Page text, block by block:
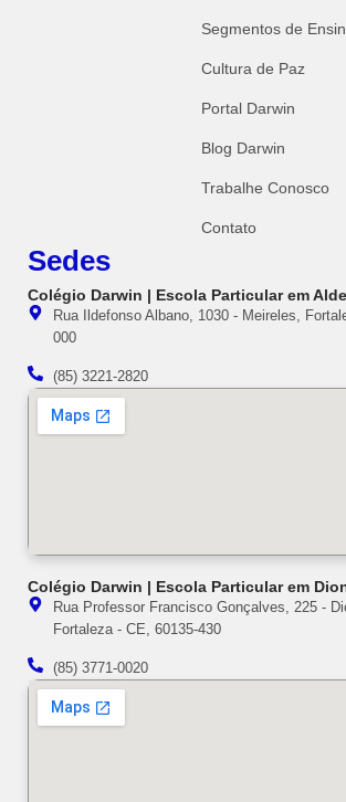
Segmentos de
Cultura de Paz
Portal Darwin
Blog Darwin
Trabalhe Conosco
Contato
Sedes
Colégio Darwin | Escola Particular em
Rua Ildefonso Albano, 1030 - Meireles,
000
(85) 3221-2820
Colégio Darwin | Escola Particular em
Rua Professor Francisco Gonçalves, 225 -
Fortaleza - CE, 60135-430
(85) 3771-0020